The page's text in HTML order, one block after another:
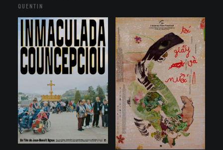
QUENTIN